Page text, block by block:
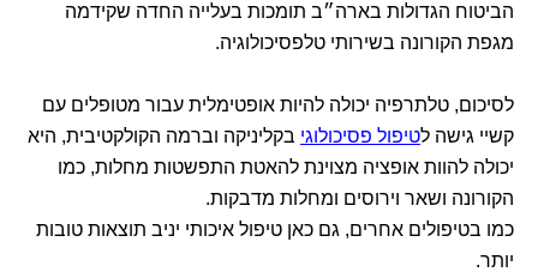
הביטוח הגדולות בארה״ב תומכות בעלייה החדה שקידמה
מגפת הקורונה בשירותי טלפסיכולוגיה.
לסיכום, טלתרפיה יכולה להיות אופטימלית עבור מטופלים עם
קשיי גישה לטיפול פסיכולוגי בקליניקה וברמה הקולקטיבית, היא
יכולה להוות אופציה מצוינת להאטת התפשטות מחלות, כמו
הקורונה ושאר וירוסים ומחלות מדבקות.
כמו בטיפולים אחרים, גם כאן טיפול איכותי יניב תוצאות טובות
יותר.